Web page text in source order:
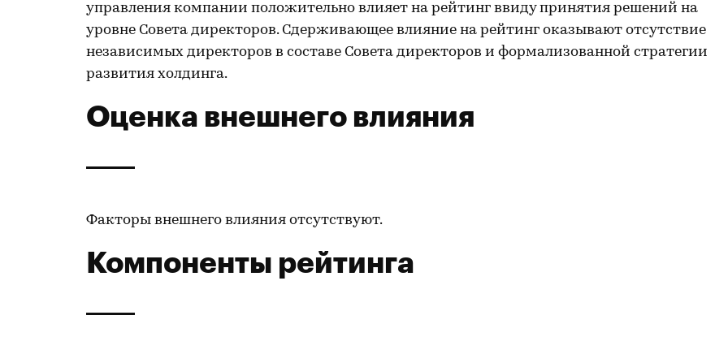
управления компании положительно влияет на рейтинг ввиду принятия решений на
уровне Совета директоров. Сдерживающее влияние на рейтинг оказывают отсутствие
независимых директоров в составе Совета директоров и формализованной стратегии
развития холдинга.
Оценка внешнего влияния
Факторы внешнего влияния отсутствуют.
Компоненты рейтинга